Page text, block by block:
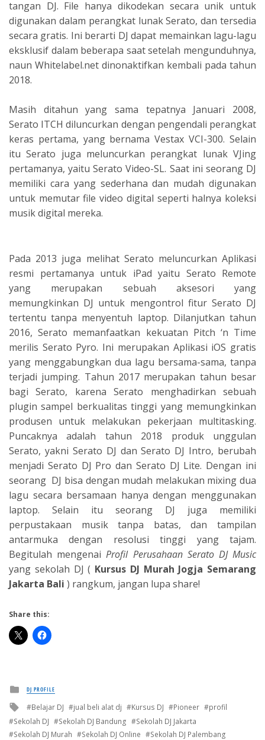
tangan DJ. File hanya dikodekan secara unik untuk
digunakan dalam perangkat lunak Serato, dan tersedia
secara gratis. Ini berarti DJ dapat memainkan lagu-lagu
eksklusif dalam beberapa saat setelah mengunduhnya,
naun Whitelabel.net dinonaktifkan kembali pada tahun
2018.
Masih ditahun yang sama tepatnya Januari 2008,
Serato ITCH diluncurkan dengan pengendali perangkat
keras pertama, yang bernama Vestax VCI-300. Selain
itu Serato juga meluncurkan perangkat lunak VJing
pertamanya, yaitu Serato Video-SL. Saat ini seorang DJ
memiliki cara yang sederhana dan mudah digunakan
untuk memutar file video digital seperti halnya koleksi
musik digital mereka.
Pada 2013 juga melihat Serato meluncurkan Aplikasi
resmi pertamanya untuk iPad yaitu Serato Remote
yang merupakan sebuah aksesori yang
memungkinkan DJ untuk mengontrol fitur Serato DJ
tertentu tanpa menyentuh laptop. Dilanjutkan tahun
2016, Serato memanfaatkan kekuatan Pitch ‘n Time
merilis Serato Pyro. Ini merupakan Aplikasi iOS gratis
yang menggabungkan dua lagu bersama-sama, tanpa
terjadi jumping. Tahun 2017 merupakan tahun besar
bagi Serato, karena Serato menghadirkan sebuah
plugin sampel berkualitas tinggi yang memungkinkan
produsen untuk melakukan pekerjaan multitasking.
Puncaknya adalah tahun 2018 produk unggulan
Serato, yakni Serato DJ dan Serato DJ Intro, berubah
menjadi Serato DJ Pro dan Serato DJ Lite. Dengan ini
seorang DJ bisa dengan mudah melakukan mixing dua
lagu secara bersamaan hanya dengan menggunakan
laptop. Selain itu seorang DJ juga memiliki
perpustakaan musik tanpa batas, dan tampilan
antarmuka dengan resolusi tinggi yang tajam.
Begitulah mengenaiProfil Perusahaan Serato DJ Music
yang sekolah DJ ( Kursus DJ Murah Jogja Semarang
Jakarta Bali ) rangkum, jangan lupa share!
Share this:
Posted
in
DJ PROFILE
Tagged
with
Belajar DJ jual beli alat dj Kursus DJ Pioneer
profil
Sekolah DJ
Sekolah DJ Bandung
Sekolah DJ Jakarta
Sekolah DJ Murah
Sekolah DJ Online Sekolah DJ Palembang